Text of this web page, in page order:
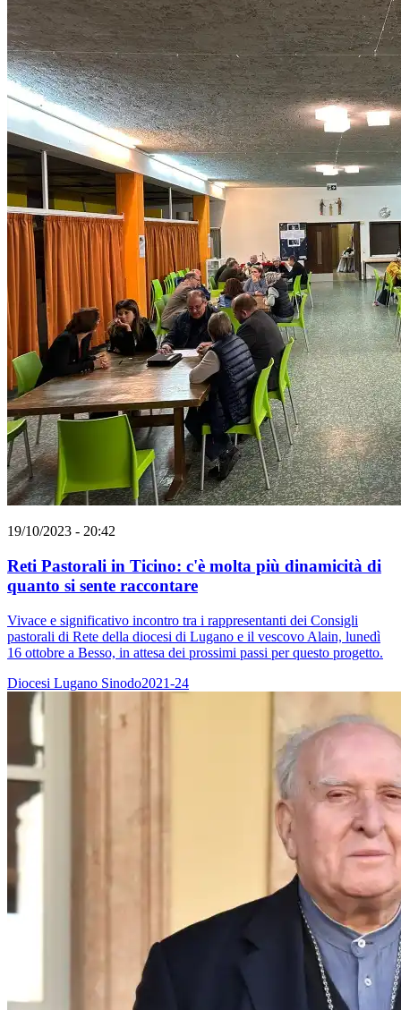
19/10/2023 - 20:42
Reti Pastorali in Ticino: c'è molta più dinamicità di
quanto si sente raccontare
Vivace e significativo incontro tra i rappresentanti dei Consigli
pastorali di Rete della diocesi di Lugano e il vescovo Alain, lunedì
16 ottobre a Besso, in attesa dei prossimi passi per questo progetto.
Diocesi Lugano Sinodo2021-24